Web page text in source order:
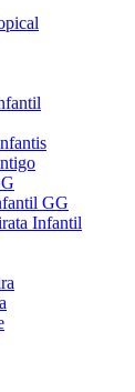
GG
Infantil